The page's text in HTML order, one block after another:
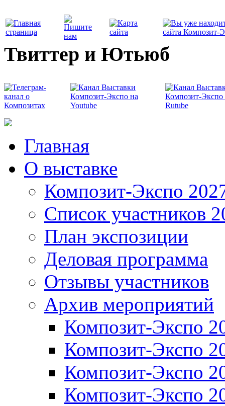
Твиттер и Ютьюб
Главная
О выставке
Композит-Экспо
Список участников
План экспозиции
Деловая программа
Отзывы участников
Архив мероприятий
Композит-Экспо
Композит-Экспо
Композит-Экспо
Композит-Экспо